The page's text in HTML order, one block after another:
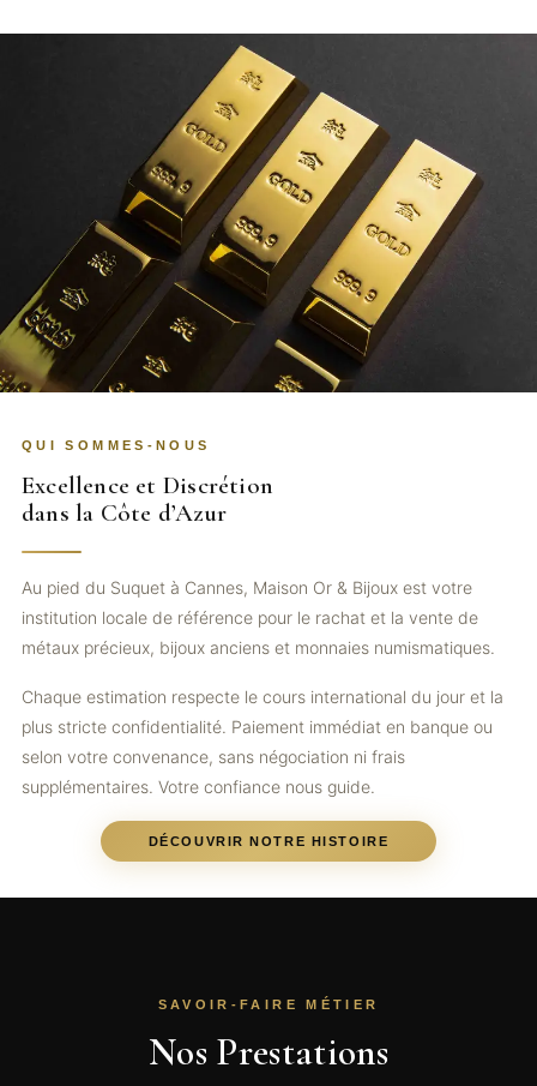
QUI SOMMES-NOUS
Excellence et Discrétion
dans la Côte d’Azur
Au pied du Suquet à Cannes, Maison Or & Bijoux est votre
institution locale de référence pour le rachat et la vente de
métaux précieux, bijoux anciens et monnaies numismatiques.
Chaque estimation respecte le cours international du jour et la
plus stricte confidentialité. Paiement immédiat en banque ou
selon votre convenance, sans négociation ni frais
supplémentaires. Votre confiance nous guide.
DÉCOUVRIR NOTRE HISTOIRE
SAVOIR-FAIRE MÉTIER
Nos Prestations